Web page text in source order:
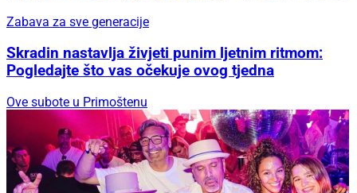
Zabava za sve generacije
Skradin nastavlja živjeti punim ljetnim ritmom:
Pogledajte što vas očekuje ovog tjedna
Ove subote u Primoštenu